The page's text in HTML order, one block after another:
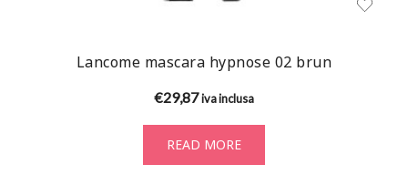
Lancome mascara hypnose 02 brun
€29,87iva inclusa
READ MORE